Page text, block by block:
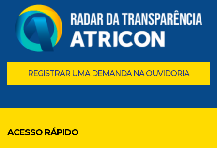
REGISTRAR UMA DEMANDA NA OUVIDORIA
ACESSO RÁPIDO